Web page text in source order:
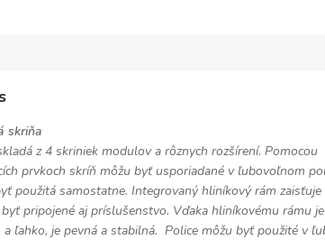
skriňa
z 4 skriniek modulov a rôznych rozšírení. Pomocou
prvkoch skríň môžu byť usporiadané v ľubovoľnom
použitá samostatne. Integrovaný hliníkový rám
pripojené aj príslušenstvo. Vďaka hliníkovému rámu je
ľahko, je pevná a stabilná. Police môžu byť použité v